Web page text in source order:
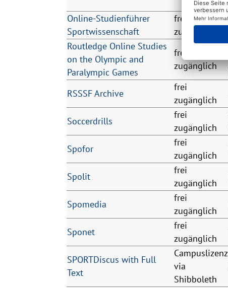
Online-Studienführer
Sportwissenschaft
frei
zugänglich
Routledge Online Studies
on the Olympic and
Paralympic Games
frei
zugänglich
RSSSF Archive
frei
zugänglich
Soccerdrills
frei
zugänglich
Spofor
frei
zugänglich
Spolit
frei
zugänglich
Spomedia
frei
zugänglich
Sponet
frei
zugänglich
SPORTDiscus with Full
Text
Campuslizenz
via
Shibboleth